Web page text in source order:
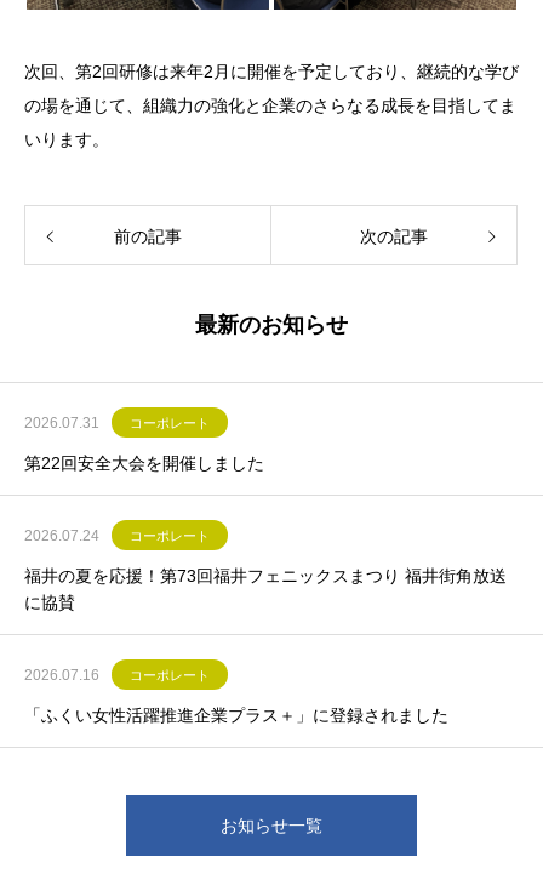
次回、第2回研修は来年2月に開催を予定しており、継続的な学び
の場を通じて、組織力の強化と企業のさらなる成長を目指してま
いります。
前の記事 次の記事
最新のお知らせ
2026.07.31 コーポレート
第22回安全大会を開催しました
2026.07.24 コーポレート
福井の夏を応援！第73回福井フェニックスまつり 福井街角放送
に協賛
2026.07.16 コーポレート
「ふくい女性活躍推進企業プラス＋」に登録されました
お知らせ一覧